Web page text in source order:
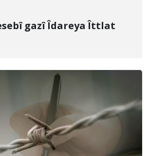
gazî Îdareya Îttlat